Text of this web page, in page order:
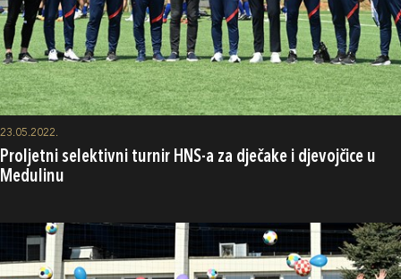
23.05.2022.
Proljetni selektivni turnir HNS-a za dječake i djevojčice u
Medulinu